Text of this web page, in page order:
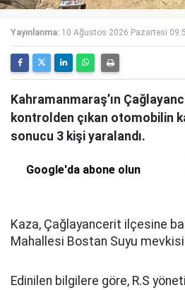
Yayınlanma: 10 Ağustos 2026 Pazartesi
Kahramanmaraş’ın
kontrolden çıkan otomobilin
sonucu 3 kişi yaralandı.
Google'da abone olun
Kaza, Çağlayancerit ilçesine
Mahallesi Bostan Suyu
Edinilen bilgilere göre, R.S